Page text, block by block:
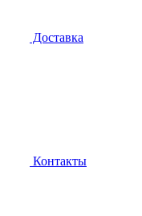
Доставка
Контакты